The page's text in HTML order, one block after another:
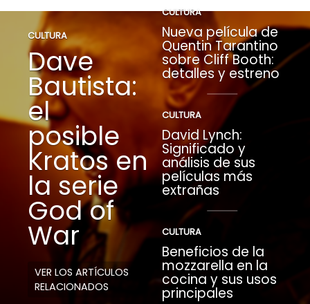
CULTURA
Dave
Bautista:
el
posible
Kratos en
la serie
God of
War
VER LOS ARTÍCULOS
RELACIONADOS
CULTURA
Nueva película de
Quentin Tarantino
sobre Cliff Booth:
detalles y estreno
CULTURA
David Lynch:
Significado y
análisis de sus
películas más
extrañas
CULTURA
Beneficios de la
mozzarella en la
cocina y sus usos
principales